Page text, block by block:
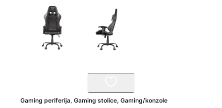
Gaming periferija,Gaming stolice,Gaming/konzole